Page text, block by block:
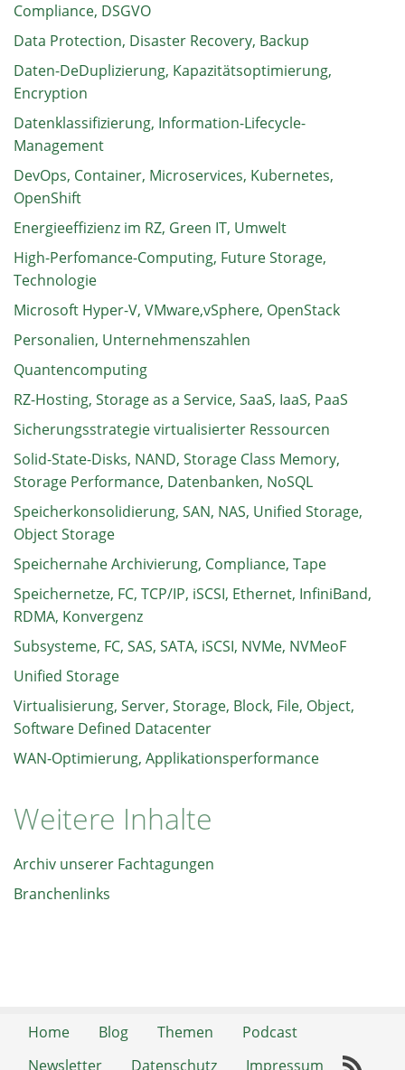
Compliance, DSGVO
Data Protection, Disaster Recovery, Backup
Daten-DeDuplizierung, Kapazitätsoptimierung,
Encryption
Datenklassifizierung, Information-Lifecycle-
Management
DevOps, Container, Microservices, Kubernetes,
OpenShift
Energieeffizienz im RZ, Green IT, Umwelt
High-Perfomance-Computing, Future Storage,
Technologie
Microsoft Hyper-V, VMware,vSphere, OpenStack
Personalien, Unternehmenszahlen
Quantencomputing
RZ-Hosting, Storage as a Service, SaaS, IaaS, PaaS
Sicherungsstrategie virtualisierter Ressourcen
Solid-State-Disks, NAND, Storage Class Memory,
Storage Performance, Datenbanken, NoSQL
Speicherkonsolidierung, SAN, NAS, Unified Storage,
Object Storage
Speichernahe Archivierung, Compliance, Tape
Speichernetze, FC, TCP/IP, iSCSI, Ethernet, InfiniBand,
RDMA, Konvergenz
Subsysteme, FC, SAS, SATA, iSCSI, NVMe, NVMeoF
Unified Storage
Virtualisierung, Server, Storage, Block, File, Object,
Software Defined Datacenter
WAN-Optimierung, Applikationsperformance
Weitere Inhalte
Archiv unserer Fachtagungen
Branchenlinks
Home Blog Themen
Podcast
Newsletter
Datenschutz Impressum